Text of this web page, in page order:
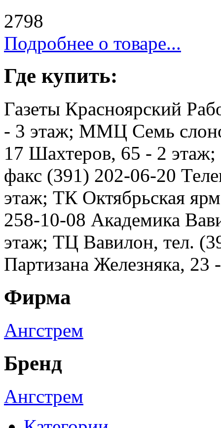
2798
Подробнее о товаре...
Где купить:
Газеты Красноярский
- 3 этаж; ММЦ Семь
17 Шахтеров, 65 - 2
факс (391) 202-06-20
этаж; ТК Октябрьская
258-10-08 Академика
этаж; ТЦ Вавилон, тел.
Партизана Железняка,
Фирма
Ангстрем
Бренд
Ангстрем